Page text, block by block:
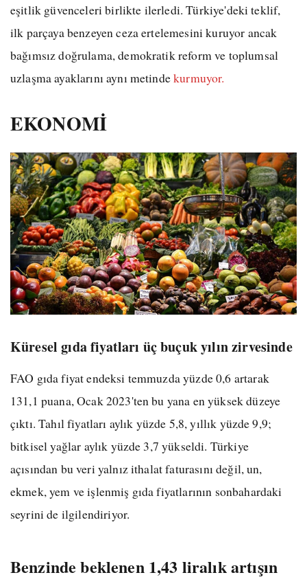
eşitlik güvenceleri birlikte ilerledi. Türkiye'deki teklif,
ilk parçaya benzeyen ceza ertelemesini kuruyor ancak
bağımsız doğrulama, demokratik reform ve toplumsal
uzlaşma ayaklarını aynı metindekurmuyor.
EKONOMİ
Küresel gıda fiyatları üç buçuk yılın zirvesinde
FAO gıda fiyat endeksi temmuzda yüzde 0,6 artarak
131,1 puana, Ocak 2023'ten bu yana en yüksek düzeye
çıktı. Tahıl fiyatları aylık yüzde 5,8, yıllık yüzde 9,9;
bitkisel yağlar aylık yüzde 3,7 yükseldi. Türkiye
açısından bu veri yalnız ithalat faturasını değil, un,
ekmek, yem ve işlenmiş gıda fiyatlarının sonbahardaki
seyrini de ilgilendiriyor.
Benzinde beklenen 1,43 liralık artışın